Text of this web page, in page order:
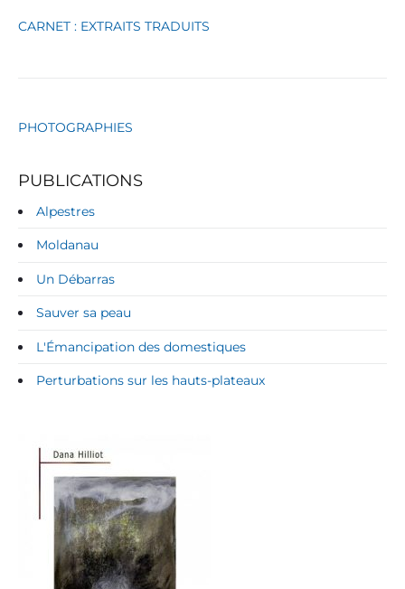
CARNET : EXTRAITS TRADUITS
PHOTOGRAPHIES
PUBLICATIONS
Alpestres
Moldanau
Un Débarras
Sauver sa peau
L'Émancipation des domestiques
Perturbations sur les hauts-plateaux